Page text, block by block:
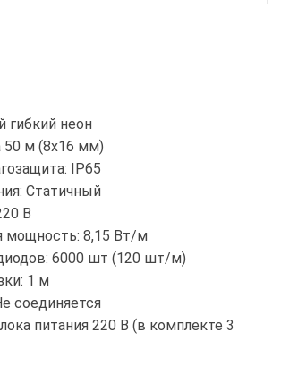
гибкий неон
50 м (8х16 мм)
IP65
Статичный
В
мощность: 8,15 Вт/м
6000 шт (120 шт/м)
1 м
соединяется
питания 220 В (в комплекте 3